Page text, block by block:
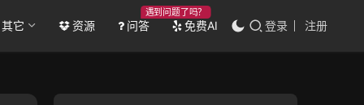
其它 资源 问答
遇到问题了吗？
免费AI 登录 注册